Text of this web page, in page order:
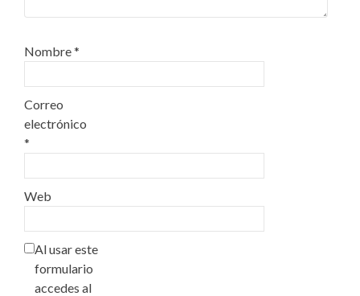
Nombre*
Correo
electrónico
*
Web
Al usar este
formulario
accedes al